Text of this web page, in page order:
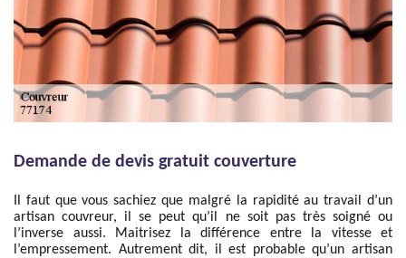
Demande de devis gratuit couverture
Il faut que vous sachiez que malgré la rapidité au travail d’un
artisan couvreur, il se peut qu’il ne soit pas très soigné ou
l’inverse aussi. Maitrisez la différence entre la vitesse et
l’empressement. Autrement dit, il est probable qu’un artisan